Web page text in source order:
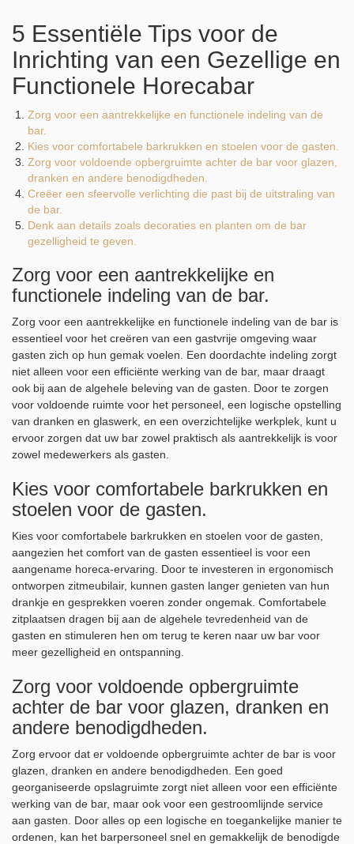
5 Essentiële Tips voor de
Inrichting van een Gezellige en
Functionele Horecabar
Zorg voor een aantrekkelijke en functionele indeling van de
bar.
Kies voor comfortabele barkrukken en stoelen voor de gasten.
Zorg voor voldoende opbergruimte achter de bar voor glazen,
dranken en andere benodigdheden.
Creëer een sfeervolle verlichting die past bij de uitstraling van
de bar.
Denk aan details zoals decoraties en planten om de bar
gezelligheid te geven.
Zorg voor een aantrekkelijke en
functionele indeling van de bar.
Zorg voor een aantrekkelijke en functionele indeling van de bar is
essentieel voor het creëren van een gastvrije omgeving waar
gasten zich op hun gemak voelen. Een doordachte indeling zorgt
niet alleen voor een efficiënte werking van de bar, maar draagt
ook bij aan de algehele beleving van de gasten. Door te zorgen
voor voldoende ruimte voor het personeel, een logische opstelling
van dranken en glaswerk, en een overzichtelijke werkplek, kunt u
ervoor zorgen dat uw bar zowel praktisch als aantrekkelijk is voor
zowel medewerkers als gasten.
Kies voor comfortabele barkrukken en
stoelen voor de gasten.
Kies voor comfortabele barkrukken en stoelen voor de gasten,
aangezien het comfort van de gasten essentieel is voor een
aangename horeca-ervaring. Door te investeren in ergonomisch
ontworpen zitmeubilair, kunnen gasten langer genieten van hun
drankje en gesprekken voeren zonder ongemak. Comfortabele
zitplaatsen dragen bij aan de algehele tevredenheid van de
gasten en stimuleren hen om terug te keren naar uw bar voor
meer gezelligheid en ontspanning.
Zorg voor voldoende opbergruimte
achter de bar voor glazen, dranken en
andere benodigdheden.
Zorg ervoor dat er voldoende opbergruimte achter de bar is voor
glazen, dranken en andere benodigdheden. Een goed
georganiseerde opslagruimte zorgt niet alleen voor een efficiënte
werking van de bar, maar ook voor een gestroomlijnde service
aan gasten. Door alles op een logische en toegankelijke manier te
ordenen, kan het barpersoneel snel en gemakkelijk de benodigde